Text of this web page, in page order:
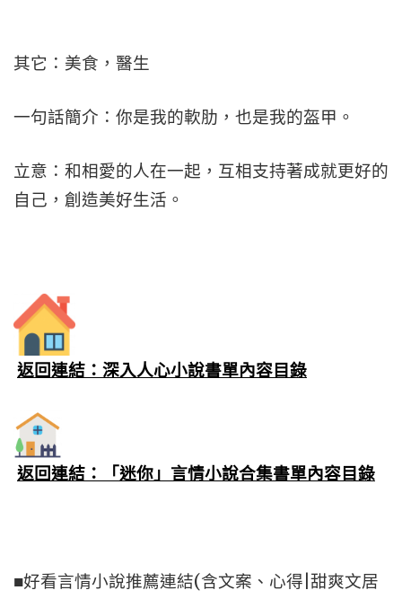
其它：美食，醫生
一句話簡介：你是我的軟肋，也是我的盔甲。
立意：和相愛的人在一起，互相支持著成就更好的
自己，創造美好生活。
返回連結：深入人心小說書單內容目錄
返回連結：「迷你」言情小說合集書單內容目錄
■好看言情小說推薦連結(含文案、心得|甜爽文居